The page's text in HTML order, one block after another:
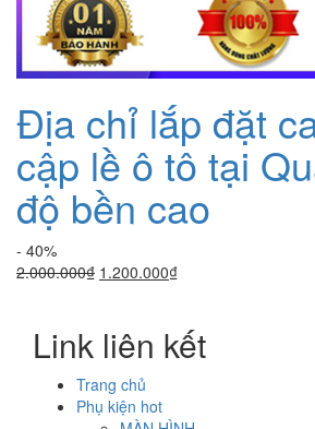
Địa chỉ lắp đặt
cập lề ô tô tại
độ bền cao
- 40%
2.000.000₫ Giá
2.000.000₫.
1.200.000₫Giá
là:
1.200.000₫.
Link liên kết
Trang chủ
Phụ kiện hot